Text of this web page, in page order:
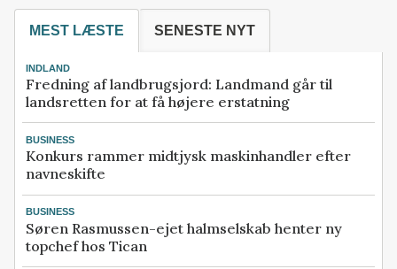
MEST LÆSTE SENESTE NYT
INDLAND
Fredning af landbrugsjord: Landmand går til
landsretten for at få højere erstatning
BUSINESS
Konkurs rammer midtjysk maskinhandler efter
navneskifte
BUSINESS
Søren Rasmussen-ejet halmselskab henter ny
topchef hos Tican